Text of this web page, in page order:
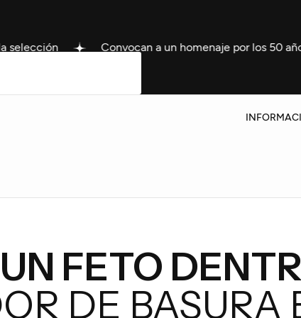
Convocan a un homenaje por los 50 años de la
FETO
DE